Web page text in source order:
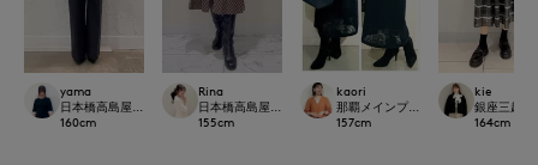
yama
日本橋高島屋SC SUPERIOR CLOSET
160cm
Rina
日本橋高島屋M Maglie le cassetto
155cm
kaori
那覇メインプレイス
157cm
kie
銀座三越
164cm